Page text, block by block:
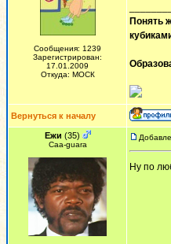
Сообщения: 1239
Зарегистрирован:
17.01.2009
Откуда: МОСК
Понять
Вернуться к началу
Ежи (35)
Сaa-guara
Ну по